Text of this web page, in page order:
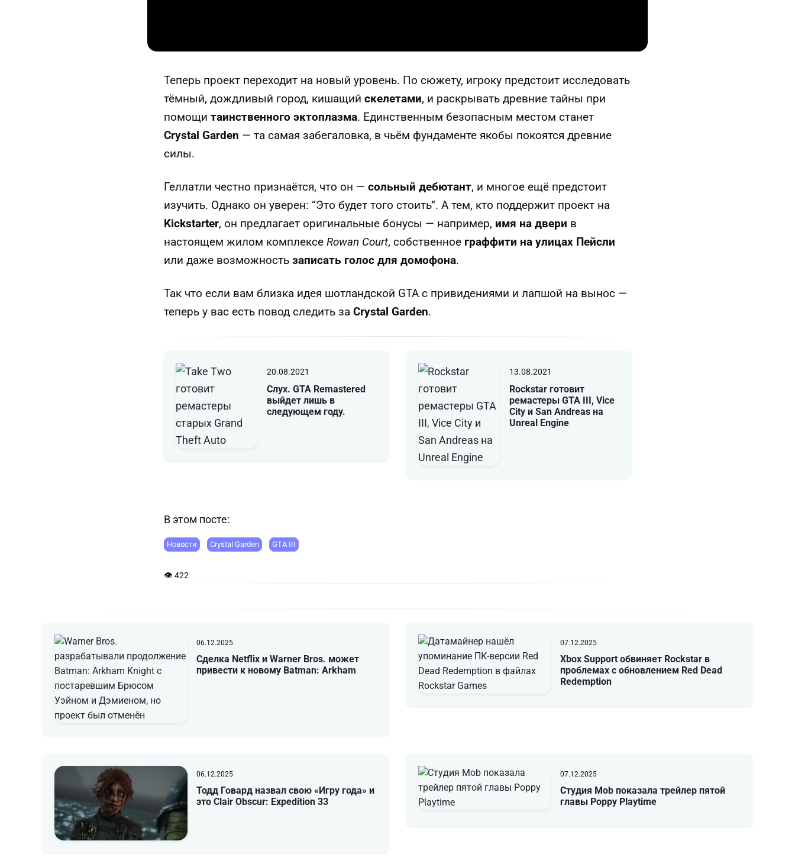
Теперь проект переходит на новый уровень. По сюжету, игроку предстоит исследовать
тёмный, дождливый город, кишащий скелетами, и раскрывать древние тайны при
помощи таинственного эктоплазма. Единственным безопасным местом станет
Crystal Garden — та самая забегаловка, в чьём фундаменте якобы покоятся древние
силы.
Геллатли честно признаётся, что он — сольный дебютант, и многое ещё предстоит
изучить. Однако он уверен: “Это будет того стоить”. А тем, кто поддержит проект на
Kickstarter, он предлагает оригинальные бонусы — например, имя на двери в
настоящем жилом комплексе Rowan Court, собственное граффити на улицах Пейсли
или даже возможность записать голос для домофона.
Так что если вам близка идея шотландской GTA с привидениями и лапшой на вынос —
теперь у вас есть повод следить за Crystal Garden.
20.08.2021
Слух. GTA Remastered
выйдет лишь в
следующем году.
13.08.2021
Rockstar готовит
ремастеры GTA III, Vice
City и San Andreas на
Unreal Engine
В этом посте:
Новости Crystal Garden GTA III
👁 422
06.12.2025
Сделка Netflix и Warner Bros. может
привести к новому Batman: Arkham
07.12.2025
Xbox Support обвиняет Rockstar в
проблемах с обновлением Red Dead
Redemption
06.12.2025
Тодд Говард назвал свою «Игру года» и
это Clair Obscur: Expedition 33
07.12.2025
Студия Mob показала трейлер пятой
главы Poppy Playtime